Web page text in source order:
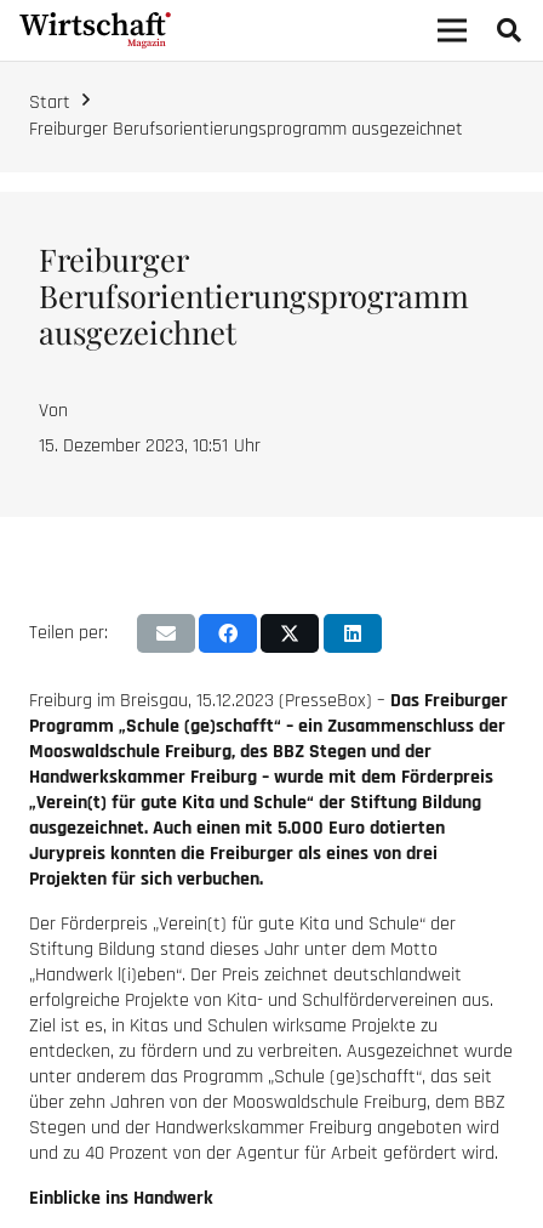
Start
Freiburger Berufsorientierungsprogramm ausgezeichnet
Freiburger
Berufsorientierungsprogramm
ausgezeichnet
Von
15. Dezember 2023, 10:51 Uhr
Teilen per:
Freiburg im Breisgau, 15.12.2023 (PresseBox) – Das Freiburger
Programm „Schule (ge)schafft“ – ein Zusammenschluss der
Mooswaldschule Freiburg, des BBZ Stegen und der
Handwerkskammer Freiburg – wurde mit dem Förderpreis
„Verein(t) für gute Kita und Schule“ der Stiftung Bildung
ausgezeichnet. Auch einen mit 5.000 Euro dotierten
Jurypreis konnten die Freiburger als eines von drei
Projekten für sich verbuchen.
Der Förderpreis „Verein(t) für gute Kita und Schule“ der
Stiftung Bildung stand dieses Jahr unter dem Motto
„Handwerk l(i)eben“. Der Preis zeichnet deutschlandweit
erfolgreiche Projekte von Kita- und Schulfördervereinen aus.
Ziel ist es, in Kitas und Schulen wirksame Projekte zu
entdecken, zu fördern und zu verbreiten. Ausgezeichnet wurde
unter anderem das Programm „Schule (ge)schafft“, das seit
über zehn Jahren von der Mooswaldschule Freiburg, dem BBZ
Stegen und der Handwerkskammer Freiburg angeboten wird
und zu 40 Prozent von der Agentur für Arbeit gefördert wird.
Einblicke ins Handwerk